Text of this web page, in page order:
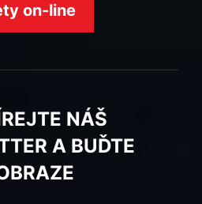
on-line
NÁŠ
A BUĎTE